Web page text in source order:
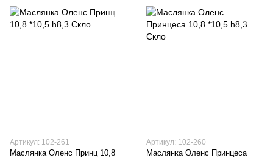
Артикул: 102-261
Маслянка Оленс Принц 10,8
Артикул: 102-260
Маслянка Оленс Принцеса